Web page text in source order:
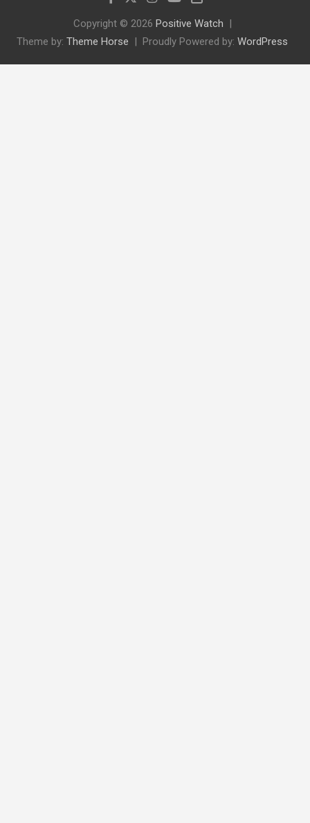
Copyright © 2026 Positive Watch
Theme by: Theme Horse Proudly Powered by: WordPress